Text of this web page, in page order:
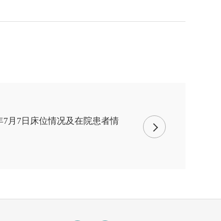
7月7日床位情况及在院患者情